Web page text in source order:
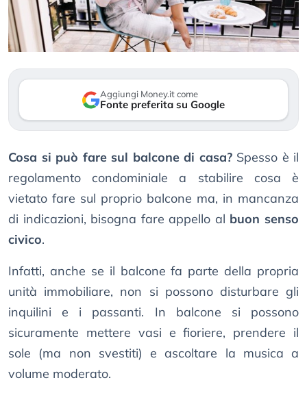
Aggiungi Money.it come
Fonte preferita su Google
Cosa si può fare sul balcone di casa?Spesso è il
regolamento condominiale a stabilire cosa è
vietato fare sul proprio balcone ma, in mancanza
di indicazioni, bisogna fare appello al buon senso
civico.
Infatti, anche se il balcone fa parte della propria
unità immobiliare, non si possono disturbare gli
inquilini e i passanti. In balcone si possono
sicuramente mettere vasi e fioriere, prendere il
sole (ma non svestiti) e ascoltare la musica a
volume moderato.